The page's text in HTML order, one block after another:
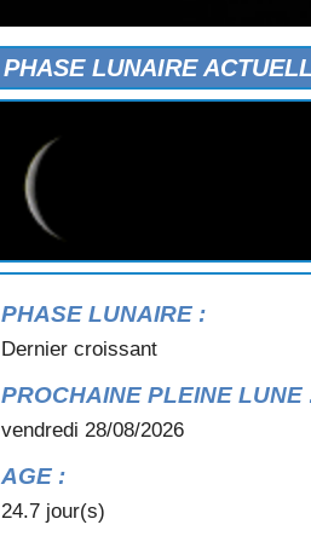
PHASE LUNAIRE
PHASE LUNAIRE :
Dernier croissant
PROCHAINE PLEINE LUNE
vendredi 28/08/2026
AGE :
24.7 jour(s)